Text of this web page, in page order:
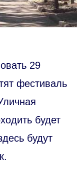
29
фестиваль
будет
будут